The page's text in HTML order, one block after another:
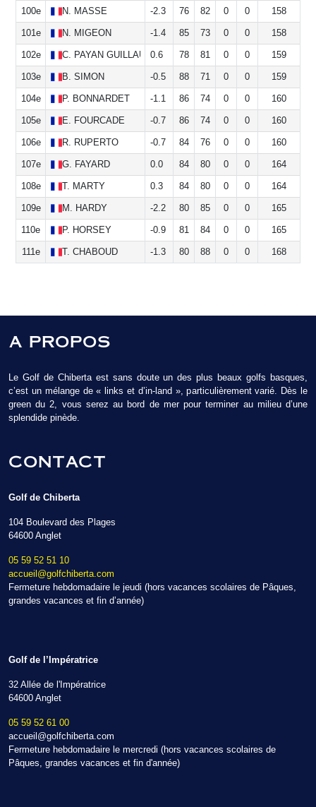
100e N. MASSE -2.3 76 82 0 0 158
101e N. MIGEON -1.4 85 73 0 0 158
102e C. PAYAN GUILLAUME
0.6 78 81 0 0 159
103e B. SIMON -0.5 88 71 0 0 159
104e P. BONNARDET -1.1 86 74 0 0 160
105e E. FOURCADE -0.7 86 74 0 0 160
106e R. RUPERTO -0.7 84 76 0 0 160
107e G. FAYARD 0.0 84 80 0 0 164
108e T. MARTY 0.3 84 80 0 0 164
109e M. HARDY -2.2 80 85 0 0 165
110e P. HORSEY -0.9 81 84 0 0 165
111e T. CHABOUD -1.3 80 88 0 0 168
A PROPOS
Le Golf de Chiberta est sans doute un des plus beaux golfs basques,
c’est un mélange de « links et d’in-land », particulièrement varié. Dès le
green du 2, vous serez au bord de mer pour terminer au milieu d’une
splendide pinède.
CONTACT
Golf de Chiberta
104 Boulevard des Plages
64600 Anglet
05 59 52 51 10
accueil@golfchiberta.com
Fermeture hebdomadaire le jeudi (hors vacances scolaires de Pâques,
grandes vacances et fin d’année)
Golf de l’Impératrice
32 Allée de l'Impératrice
64600 Anglet
05 59 52 61 00
accueil@golfchiberta.com
Fermeture hebdomadaire le mercredi (hors vacances scolaires de
Pâques, grandes vacances et fin d'année)